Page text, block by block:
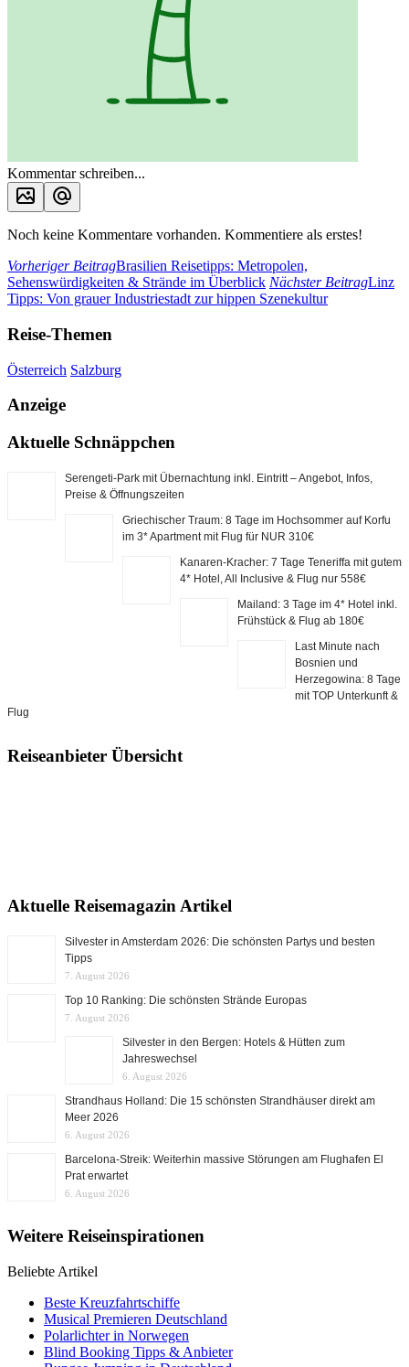
Kommentar schreiben...
Noch keine Kommentare vorhanden. Kommentiere als erstes!
Vorheriger BeitragBrasilien Reisetipps: Metropolen,
Sehenswürdigkeiten & Strände im Überblick Nächster BeitragLinz
Tipps: Von grauer Industriestadt zur hippen Szenekultur
Reise-Themen
Österreich Salzburg
Anzeige
Aktuelle Schnäppchen
Serengeti-Park mit Übernachtung inkl. Eintritt – Angebot, Infos,
Preise & Öffnungszeiten
Griechischer Traum: 8 Tage im Hochsommer auf Korfu
im 3* Apartment mit Flug für NUR 310€
Kanaren-Kracher: 7 Tage Teneriffa mit gutem
4* Hotel, All Inclusive & Flug nur 558€
Mailand: 3 Tage im 4* Hotel inkl.
Frühstück & Flug ab 180€
Last Minute nach
Bosnien und
Herzegowina: 8 Tage
mit TOP Unterkunft &
Flug
Reiseanbieter Übersicht
Aktuelle Reisemagazin Artikel
Silvester in Amsterdam 2026: Die schönsten Partys und besten
Tipps
7. August 2026
Top 10 Ranking: Die schönsten Strände Europas
7. August 2026
Silvester in den Bergen: Hotels & Hütten zum
Jahreswechsel
6. August 2026
Strandhaus Holland: Die 15 schönsten Strandhäuser direkt am
Meer 2026
6. August 2026
Barcelona-Streik: Weiterhin massive Störungen am Flughafen El
Prat erwartet
6. August 2026
Weitere Reiseinspirationen
Beliebte Artikel
Beste Kreuzfahrtschiffe
Musical Premieren Deutschland
Polarlichter in Norwegen
Blind Booking Tipps & Anbieter